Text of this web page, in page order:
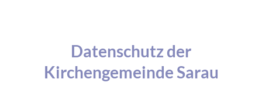
Datenschutz der
Kirchengemeinde Sarau